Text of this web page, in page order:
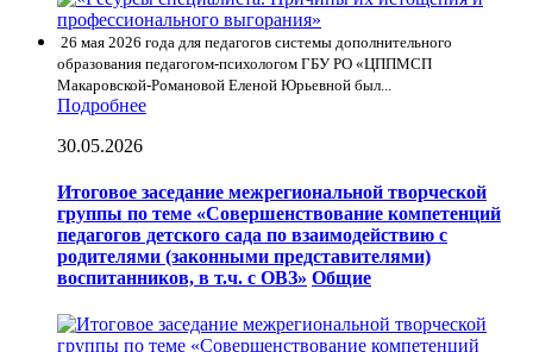
26 мая 2026 года для педагогов системы дополнительного
образования педагогом-психологом ГБУ РО «ЦППМСП
Макаровской-Романовой Еленой Юрьевной был...
Подробнее
30.05.2026
Итоговое заседание межрегиональной творческой
группы по теме «Совершенствование компетенций
педагогов детского сада по взаимодействию с
родителями (законными представителями)
воспитанников, в т.ч. с ОВЗ» Общие